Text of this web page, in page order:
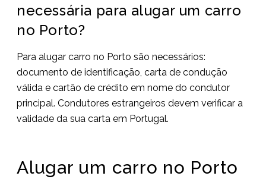
necessária para alugar um carro
no Porto?
Para alugar carro no Porto são necessários:
documento de identificação, carta de condução
válida e cartão de crédito em nome do condutor
principal. Condutores estrangeiros devem verificar a
validade da sua carta em Portugal.
Alugar um carro no Porto